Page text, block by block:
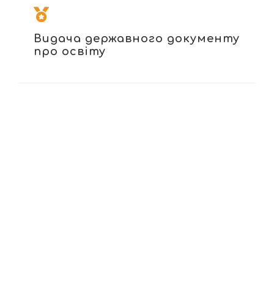
Видача державного документу
про освіту